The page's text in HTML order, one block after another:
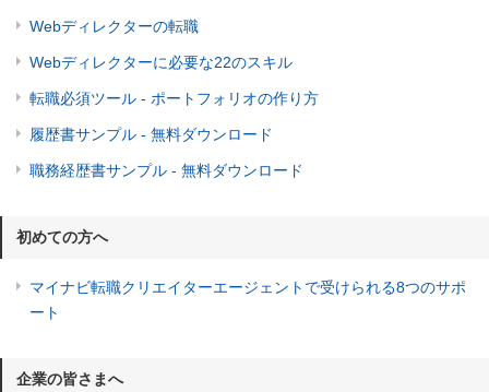
Webディレクターの転職
Webディレクターに必要な22のスキル
転職必須ツール - ポートフォリオの作り方
履歴書サンプル - 無料ダウンロード
職務経歴書サンプル - 無料ダウンロード
初めての方へ
マイナビ転職クリエイターエージェントで受けられる8つのサポ
ート
企業の皆さまへ